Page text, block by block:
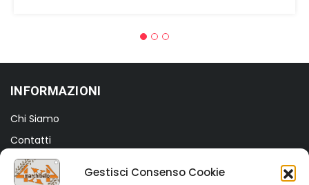
Gestisci Consenso Cookie
INFORMAZIONI
Chi Siamo
Contatti
Termini e Condizioni